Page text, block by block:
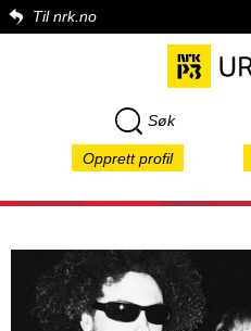
Til nrk.no
Søk
Opprett profil